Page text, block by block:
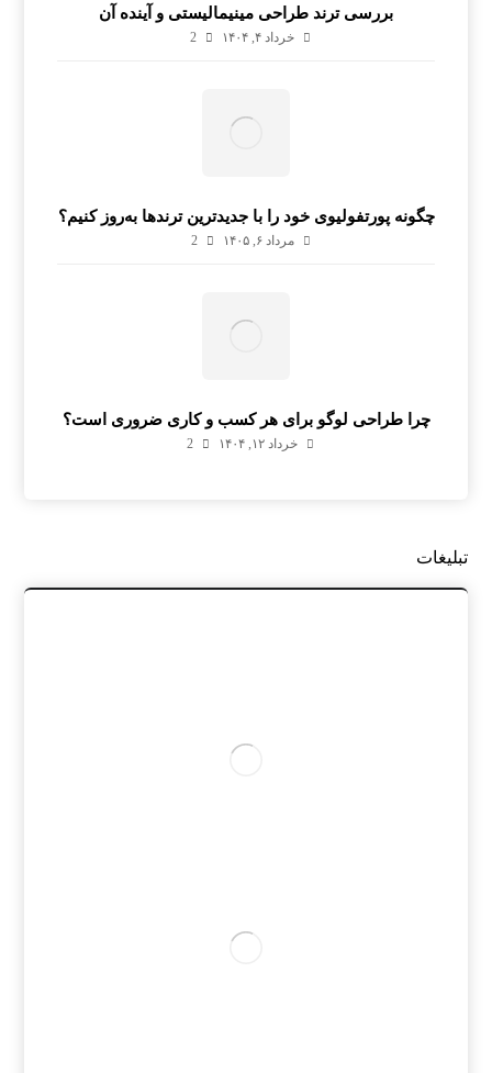
بررسی ترند طراحی مینیمالیستی و آینده آن
خرداد ۴, ۱۴۰۴ 2
چگونه پورتفولیوی خود را با جدیدترین ترندها به‌روز کنیم؟
مرداد ۶, ۱۴۰۵ 2
چرا طراحی لوگو برای هر کسب و کاری ضروری است؟
خرداد ۱۲, ۱۴۰۴ 2
تبلیغات